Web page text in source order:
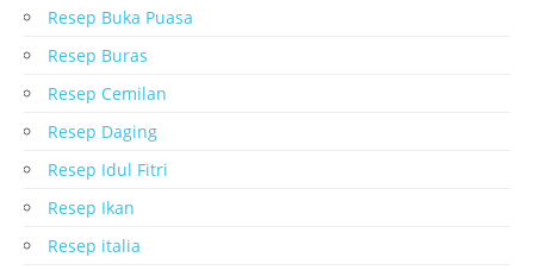
Resep Buka Puasa
Resep Buras
Resep Cemilan
Resep Daging
Resep Idul Fitri
Resep Ikan
Resep italia